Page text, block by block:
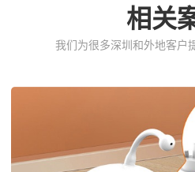
相关
我们为很多深圳和外地客户